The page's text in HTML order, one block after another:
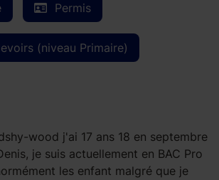
Permis
(niveau Primaire)
wood j'ai 17 ans 18 en septembre
je suis actuellement en BAC Pro
les enfant malgré que je